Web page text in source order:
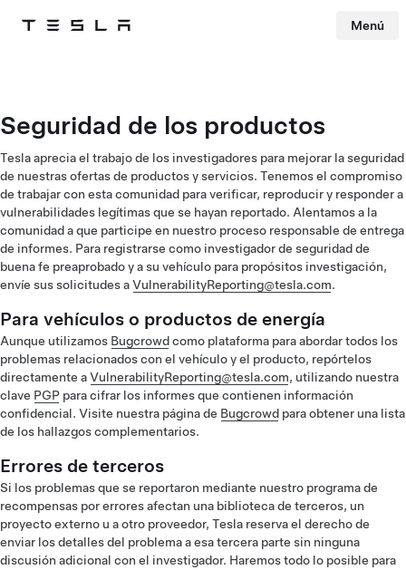
Tesla Menú
Seguridad de los productos
Tesla aprecia el trabajo de los investigadores para mejorar la seguridad
de nuestras ofertas de productos y servicios. Tenemos el compromiso
de trabajar con esta comunidad para verificar, reproducir y responder a
vulnerabilidades legítimas que se hayan reportado. Alentamos a la
comunidad a que participe en nuestro proceso responsable de entrega
de informes. Para registrarse como investigador de seguridad de
buena fe preaprobado y a su vehículo para propósitos investigación,
envíe sus solicitudes aVulnerabilityReporting@tesla.com.
Para vehículos o productos de energía
Aunque utilizamos Bugcrowdcomo plataforma para abordar todos los
problemas relacionados con el vehículo y el producto, repórtelos
directamente aVulnerabilityReporting@tesla.com, utilizando nuestra
clave PGP para cifrar los informes que contienen información
confidencial. Visite nuestra página de Bugcrowd para obtener una lista
de los hallazgos complementarios.
Errores de terceros
Si los problemas que se reportaron mediante nuestro programa de
recompensas por errores afectan una biblioteca de terceros, un
proyecto externo u a otro proveedor, Tesla reserva el derecho de
enviar los detalles del problema a esa tercera parte sin ninguna
discusión adicional con el investigador. Haremos todo lo posible para